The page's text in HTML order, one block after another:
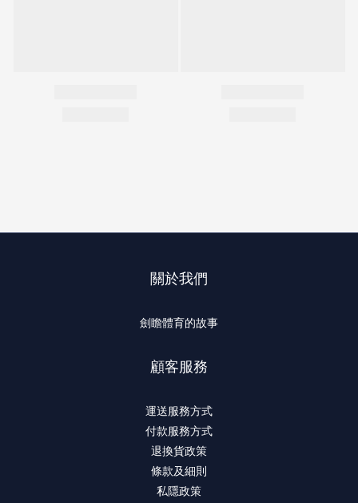
關於我們
劍瞻體育的故事
顧客服務
運送服務方式
付款服務方式
退換貨政策
條款及細則
私隱政策